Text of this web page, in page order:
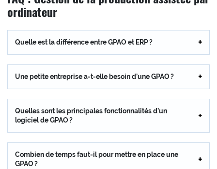
ordinateur
Quelle est la différence entre GPAO et ERP ?
Une petite entreprise a-t-elle besoin d’une GPAO ?
Quelles sont les principales fonctionnalités d’un
logiciel de GPAO ?
Combien de temps faut-il pour mettre en place une
GPAO ?